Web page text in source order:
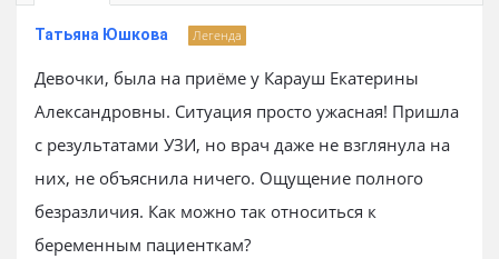
Татьяна Юшкова Легенда
Девочки, была на приёме у Карауш Екатерины
Александровны. Ситуация просто ужасная! Пришла
с результатами УЗИ, но врач даже не взглянула на
них, не объяснила ничего. Ощущение полного
безразличия. Как можно так относиться к
беременным пациенткам?